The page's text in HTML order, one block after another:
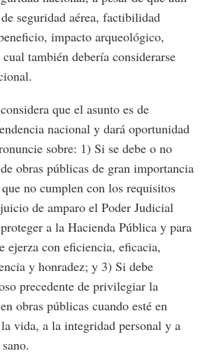
seguridad aérea, factibilidad
impacto arqueológico,
también debería considerarse
que el asunto es de
nacional y dará oportunidad
sobre: 1) Si se debe o no
obras públicas de gran importancia
no cumplen con los requisitos
de amparo el Poder Judicial
a la Hacienda Pública y para
ejerza con eficiencia, eficacia,
y honradez; y 3) Si debe
precedente de privilegiar la
obras públicas cuando esté en
vida, a la integridad personal y a